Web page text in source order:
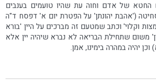
החטא של אדם וחוה עת שהיו טועמים בענבים
('אהבת יהונתן' על הפטרת יום א' דפסח ד"ה
וקלוי' וכתב שמטעם זה מברכים על היין 'בורא
משום שתחילת הבריאה לא נברא שיהיה יין אלא
יהיה במהרה בימינו, אמן.